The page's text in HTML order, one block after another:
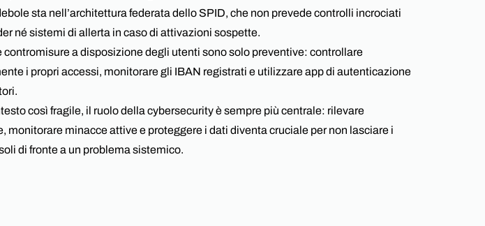
sta nell’architettura federata dello SPID, che non prevede controlli incrociati
né sistemi di allerta in caso di attivazioni sospette.
contromisure a disposizione degli utenti sono solo preventive: controllare
i propri accessi, monitorare gli IBAN registrati e utilizzare app di autenticazione
così fragile, il ruolo della cybersecurity è sempre più centrale: rilevare
monitorare minacce attive e proteggere i dati diventa cruciale per non lasciare i
di fronte a un problema sistemico.